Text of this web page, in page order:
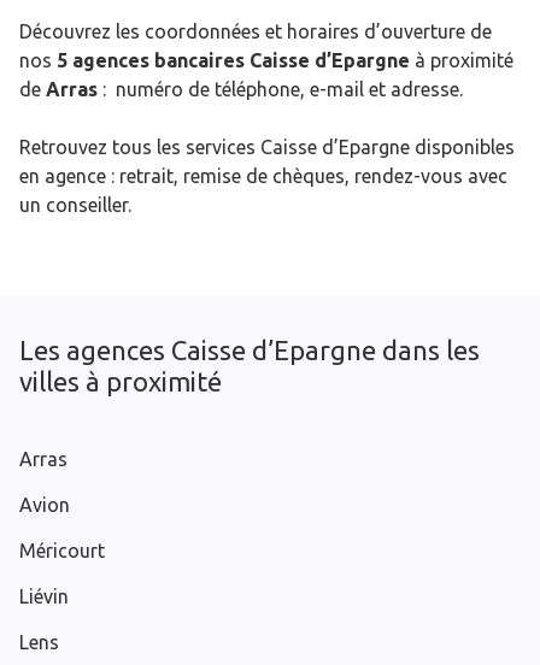
Découvrez les coordonnées et horaires d’ouverture de
nos 5 agences bancaires Caisse d’Epargne à proximité
de Arras : numéro de téléphone, e-mail et adresse.
Retrouvez tous les services Caisse d’Epargne disponibles
en agence : retrait, remise de chèques, rendez-vous avec
un conseiller.
Les agences Caisse d’Epargne dans les
villes à proximité
Arras
Avion
Méricourt
Liévin
Lens